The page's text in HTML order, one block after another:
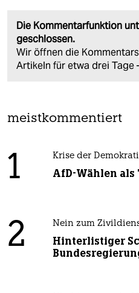
Die Kommentarfunktion
geschlossen.
Wir öffnen die
Artikeln für etwa drei Tage
meistkommentiert
1 Krise der
AfD-Wählen
2 Nein zum
Hinterlistiger